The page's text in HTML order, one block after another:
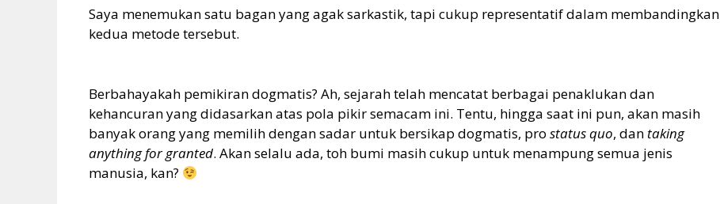
Saya menemukan satu bagan yang agak sarkastik, tapi cukup representatif dalam membandingkan
kedua metode tersebut.
Berbahayakah pemikiran dogmatis? Ah, sejarah telah mencatat berbagai penaklukan dan
kehancuran yang didasarkan atas pola pikir semacam ini. Tentu, hingga saat ini pun, akan masih
banyak orang yang memilih dengan sadar untuk bersikap dogmatis, pro status quo, dan taking
anything for granted. Akan selalu ada, toh bumi masih cukup untuk menampung semua jenis
manusia, kan?